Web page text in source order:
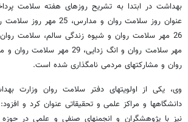
عنوان روز سلامت روان و
روان و مشارکتهای مردمی نامگذاری شده است.
وی، یکی از اولویتهای دفتر سلامت روان وزارت
دانشگاهها و مراکز علمی و تحقیقاتی عنوان کرد و
نیز با پژوهشگران و انجمنهای صنفی و علمی در